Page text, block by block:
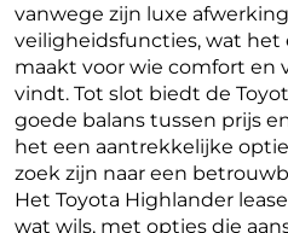
vanwege zijn luxe
veiligheidsfuncties, wat
maakt voor wie comfort en
vindt. Tot slot biedt de
goede balans tussen prijs
het een aantrekkelijke
zoek zijn naar een
Het Toyota Highlander
wat wils, met opties die